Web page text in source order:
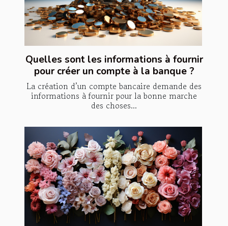
Quelles sont les informations à fournir
pour créer un compte à la banque ?
La création d’un compte bancaire demande des
informations à fournir pour la bonne marche
des choses...